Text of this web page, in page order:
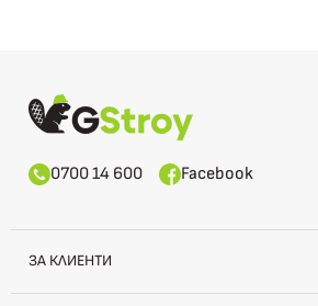
0700 14 600 Facebook
ЗА КЛИЕНТИ